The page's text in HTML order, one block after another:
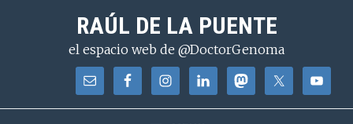
contenido
RAÚL DE LA PUENTE
el espacio web de @DoctorGenoma